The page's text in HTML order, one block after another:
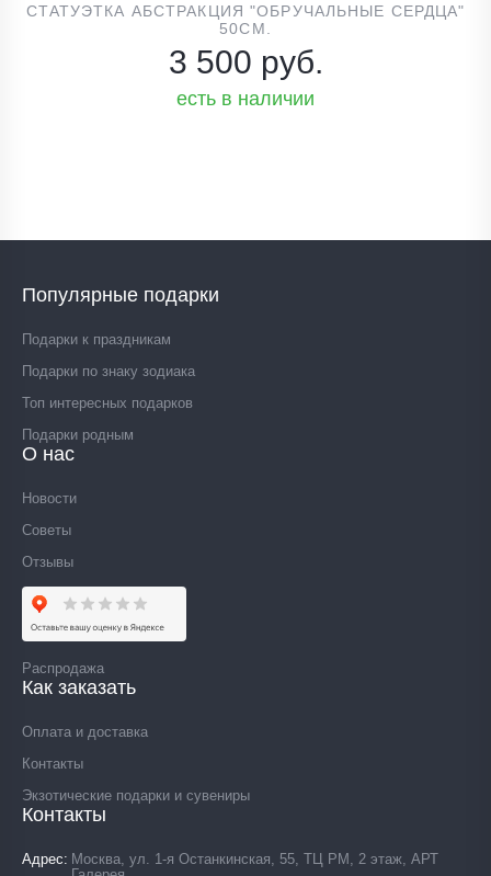
СТАТУЭТКА АБСТРАКЦИЯ "ОБРУЧАЛЬНЫЕ СЕРДЦА"
50СМ.
3 500 руб.
есть в наличии
Популярные подарки
Подарки к праздникам
Подарки по знаку зодиака
Топ интересных подарков
Подарки родным
О нас
Новости
Советы
Отзывы
Распродажа
Как заказать
Оплата и доставка
Контакты
Экзотические подарки и сувениры
Контакты
Адрес
Москва, ул. 1-я Останкинская, 55, ТЦ РМ, 2 этаж, АРТ